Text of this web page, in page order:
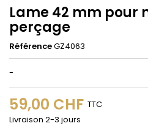
Lame 42 mm pour
perçage
RéférenceGZ4063
-
59,00 CHF TTC
Livraison 2-3 jours